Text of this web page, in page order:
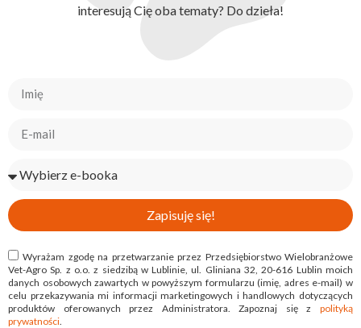
interesują Cię oba tematy? Do dzieła!
Wyrażam zgodę na przetwarzanie przez Przedsiębiorstwo Wielobranżowe
Vet-Agro Sp. z o.o. z siedzibą w Lublinie, ul. Gliniana 32, 20-616 Lublin moich
danych osobowych zawartych w powyższym formularzu (imię, adres e-mail) w
celu przekazywania mi informacji marketingowych i handlowych dotyczących
produktów oferowanych przez Administratora. Zapoznaj się z polityką
prywatności
Zapisuję się!